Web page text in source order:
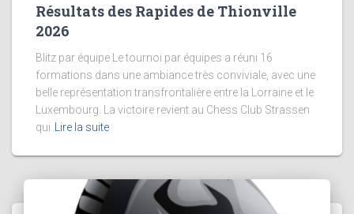
Résultats des Rapides de Thionville
2026
Blitz par équipe Le tournoi par équipes a réuni 16
formations dans une ambiance très conviviale, avec une
belle représentation transfrontalière entre la Lorraine et le
Luxembourg. La victoire revient au Chess Club Strassen
qui
Lire la suite